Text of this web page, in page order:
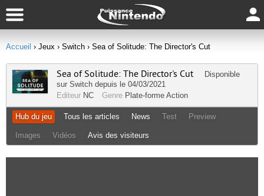
Accueil › Jeux › Switch › Sea of Solitude: The Director's Cut
Sea of Solitude: The Director's Cut
Disponible
sur Switch depuis le 04/03/2021
Editeur NC Genre Plate-forme Action
Hub du jeu Tous les articles News Test Preview
Images Vidéos Avis des visiteurs